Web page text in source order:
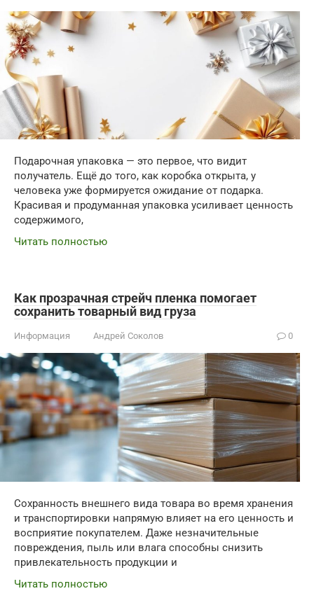
Подарочная упаковка — это первое, что видит
получатель. Ещё до того, как коробка открыта, у
человека уже формируется ожидание от подарка.
Красивая и продуманная упаковка усиливает ценность
содержимого,
Читать полностью
Как прозрачная стрейч пленка помогает
сохранить товарный вид груза
Информация Андрей Соколов 0
Сохранность внешнего вида товара во время хранения
и транспортировки напрямую влияет на его ценность и
восприятие покупателем. Даже незначительные
повреждения, пыль или влага способны снизить
привлекательность продукции и
Читать полностью